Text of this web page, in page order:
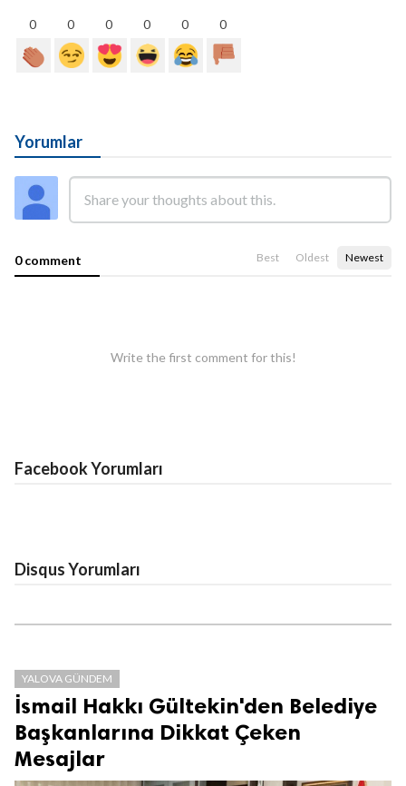
0 0 0 0 0 0
Yorumlar
0 comment Best Oldest Newest
Write the first comment for this!
Facebook Yorumları
Disqus Yorumları
YALOVA GÜNDEM
İsmail Hakkı Gültekin'den Belediye
Başkanlarına Dikkat Çeken
Mesajlar